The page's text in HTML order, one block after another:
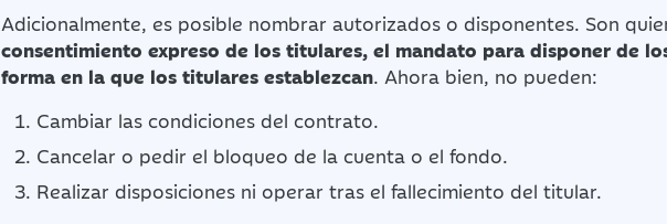
Adicionalmente, es posible nombrar autorizados o disponentes. Son
consentimiento expreso de los titulares, el mandato para disponer de
forma en la que los titulares establezcan. Ahora bien, no pueden:
Cambiar las condiciones del contrato.
Cancelar o pedir el bloqueo de la cuenta o el fondo.
Realizar disposiciones ni operar tras el fallecimiento del titular.